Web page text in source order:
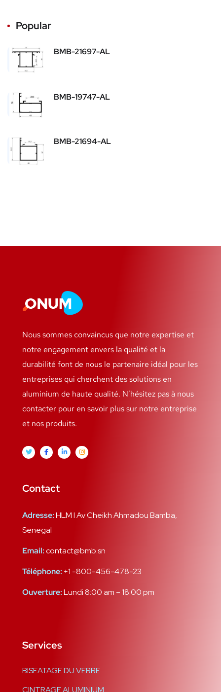
Popular
BMB-21697-AL
BMB-19747-AL
BMB-21694-AL
Nous sommes convaincus que notre expertise et
notre engagement envers la qualité et la
durabilité font de nous le partenaire idéal pour les
entreprises qui cherchent des solutions en
aluminium de haute qualité. N’hésitez pas à nous
contacter pour en savoir plus sur notre entreprise
et nos produits.
Contact
Adresse:HLM I Av Cheikh Ahmadou Bamba,
Senegal
Email:contact@bmb.sn
Téléphone: +1 -800-456-478-23
Ouverture:Lundi 8:00 am – 18:00 pm
Services
BISEATAGE DU VERRE
CINTRAGE ALUMINIUM